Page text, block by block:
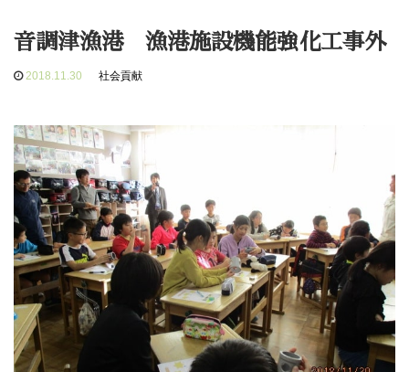
音調津漁港 漁港施設機能強化工事外
2018.11.30 社会貢献